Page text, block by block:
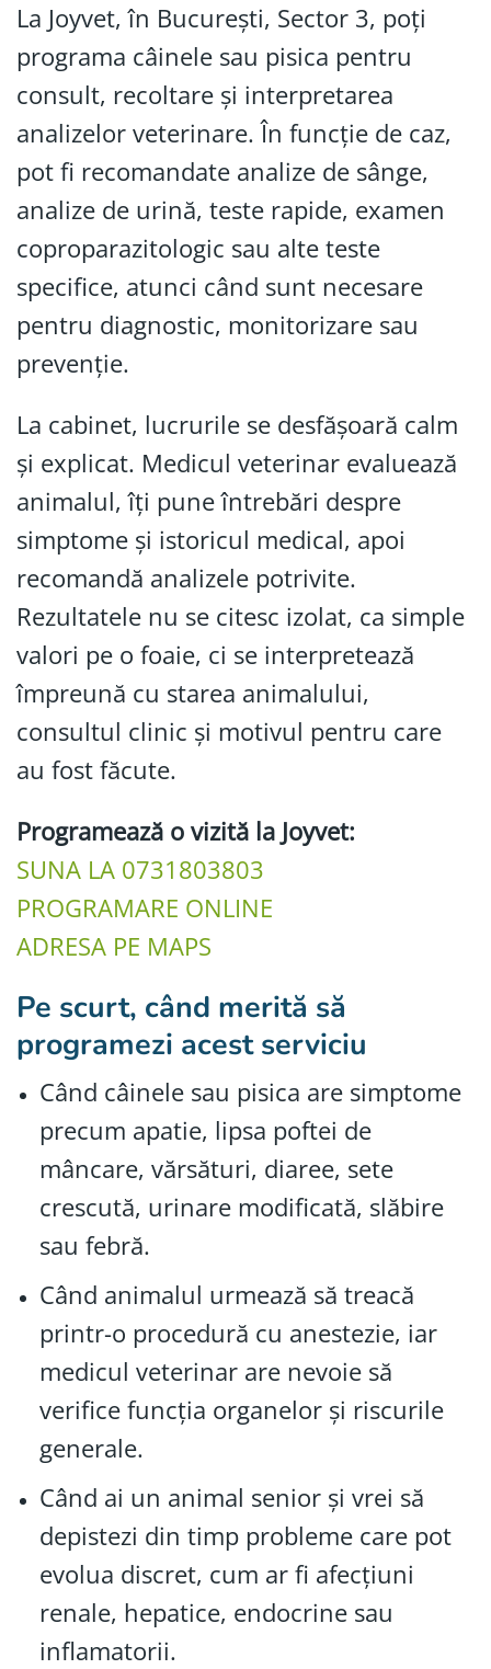
La Joyvet, în București, Sector 3, poți
programa câinele sau pisica pentru
consult, recoltare și interpretarea
analizelor veterinare. În funcție de caz,
pot fi recomandate analize de sânge,
analize de urină, teste rapide, examen
coproparazitologic sau alte teste
specifice, atunci când sunt necesare
pentru diagnostic, monitorizare sau
prevenție.
La cabinet, lucrurile se desfășoară calm
și explicat. Medicul veterinar evaluează
animalul, îți pune întrebări despre
simptome și istoricul medical, apoi
recomandă analizele potrivite.
Rezultatele nu se citesc izolat, ca simple
valori pe o foaie, ci se interpretează
împreună cu starea animalului,
consultul clinic și motivul pentru care
au fost făcute.
Programează o vizită la Joyvet:
SUNA LA 0731803803
PROGRAMARE ONLINE
ADRESA PE MAPS
Pe scurt, când merită să
programezi acest serviciu
Când câinele sau pisica are simptome
precum apatie, lipsa poftei de
mâncare, vărsături, diaree, sete
crescută, urinare modificată, slăbire
sau febră.
Când animalul urmează să treacă
printr-o procedură cu anestezie, iar
medicul veterinar are nevoie să
verifice funcția organelor și riscurile
generale.
Când ai un animal senior și vrei să
depistezi din timp probleme care pot
evolua discret, cum ar fi afecțiuni
renale, hepatice, endocrine sau
inflamatorii.